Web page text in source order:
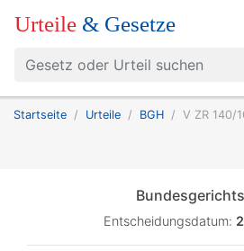
Urteile & Gesetze
Startseite Urteile BGH V ZR 140/
Entscheidungsdatum: